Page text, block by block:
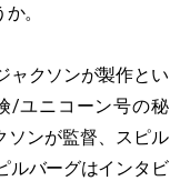
。
ャクソンが製作とい
/ユニコーン号の秘
ソンが監督、スピル
ルバーグはインタビ